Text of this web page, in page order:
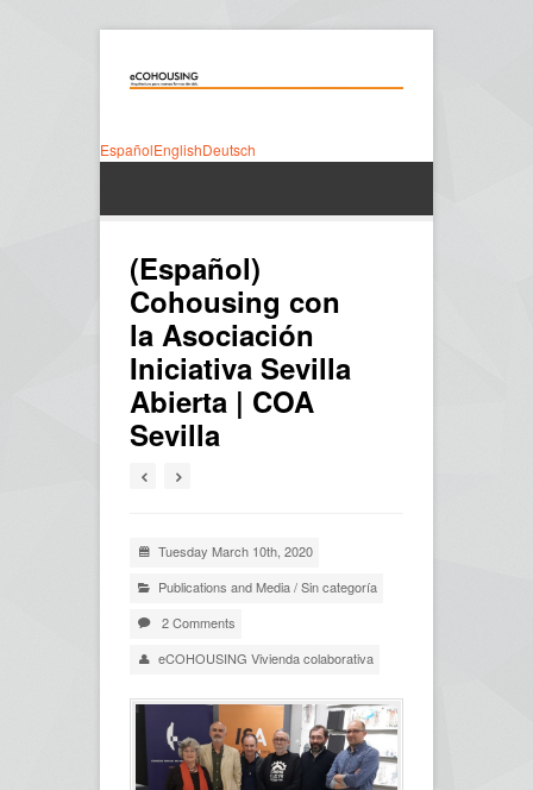
EspañolEnglishDeutsch
(Español)
Cohousing con
la Asociación
Iniciativa Sevilla
Abierta | COA
Sevilla
Tuesday March 10th, 2020
Publications and Media/Sin categoría
2 Comments
eCOHOUSING Vivienda colaborativa